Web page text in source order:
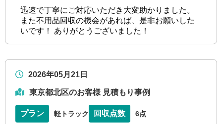
迅速で丁寧にご対応いただき大変助かりました。
また不用品回収の機会があれば、是非お願いした
いです！ ありがとうございました！
2026年05月21日
東京都北区のお客様 見積もり事例
プラン 軽トラック 回収点数 6点